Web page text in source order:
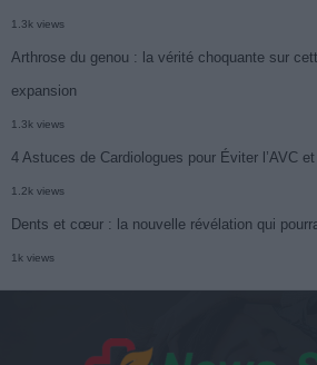
1.3k views
Arthrose du genou : la vérité choquante sur
expansion
1.3k views
4 Astuces de Cardiologues pour Éviter l’AVC
1.2k views
Dents et cœur : la nouvelle révélation qui
1k views